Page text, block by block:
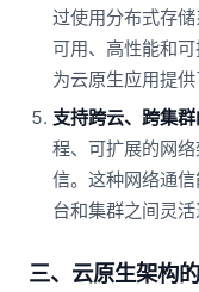
过使用分布式存
可用、高性能和
为云原生应用提供
支持跨云、跨集
程、可扩展的网
信。这种网络通
台和集群之间灵活
三、云原生架构